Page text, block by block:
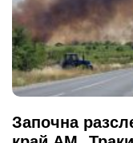
Започна